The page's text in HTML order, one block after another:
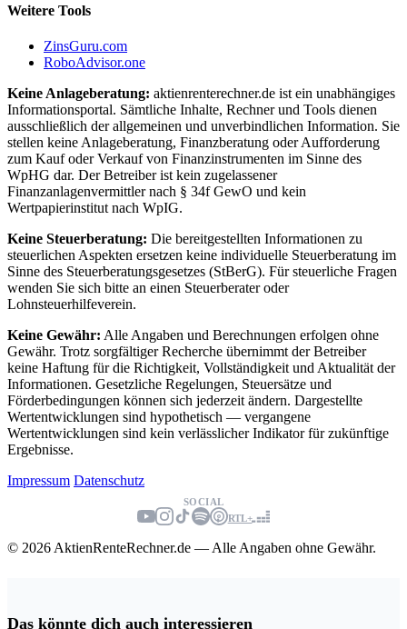
Weitere Tools
ZinsGuru.com
RoboAdvisor.one
Keine Anlageberatung: aktienrenterechner.de ist ein unabhängiges
Informationsportal. Sämtliche Inhalte, Rechner und Tools dienen
ausschließlich der allgemeinen und unverbindlichen Information. Sie
stellen keine Anlageberatung, Finanzberatung oder Aufforderung
zum Kauf oder Verkauf von Finanzinstrumenten im Sinne des
WpHG dar. Der Betreiber ist kein zugelassener
Finanzanlagenvermittler nach § 34f GewO und kein
Wertpapierinstitut nach WpIG.
Keine Steuerberatung: Die bereitgestellten Informationen zu
steuerlichen Aspekten ersetzen keine individuelle Steuerberatung im
Sinne des Steuerberatungsgesetzes (StBerG). Für steuerliche Fragen
wenden Sie sich bitte an einen Steuerberater oder
Lohnsteuerhilfeverein.
Keine Gewähr: Alle Angaben und Berechnungen erfolgen ohne
Gewähr. Trotz sorgfältiger Recherche übernimmt der Betreiber
keine Haftung für die Richtigkeit, Vollständigkeit und Aktualität der
Informationen. Gesetzliche Regelungen, Steuersätze und
Förderbedingungen können sich jederzeit ändern. Dargestellte
Wertentwicklungen sind hypothetisch — vergangene
Wertentwicklungen sind kein verlässlicher Indikator für zukünftige
Ergebnisse.
Impressum Datenschutz
SOCIAL
RTL+
© 2026 AktienRenteRechner.de — Alle Angaben ohne Gewähr.
Das könnte dich auch interessieren